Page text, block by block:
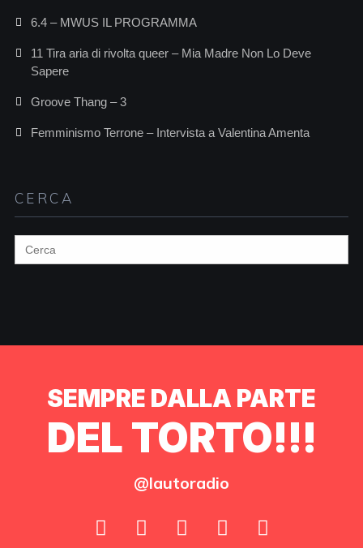
6.4 – MWUS IL PROGRAMMA
11 Tira aria di rivolta queer – Mia Madre Non Lo Deve
Sapere
Groove Thang – 3
Femminismo Terrone – Intervista a Valentina Amenta
CERCA
Search
for:
SEMPRE DALLA PARTE
DEL TORTO!!!
@lautoradio